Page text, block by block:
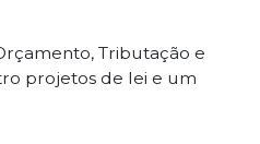
Tributação e
projetos de lei e um